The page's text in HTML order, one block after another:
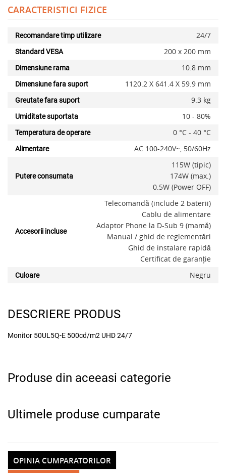
CARACTERISTICI FIZICE
Recomandare timp utilizare 24/7
Standard VESA 200 x 200 mm
Dimensiune rama 10.8 mm
Dimensiune fara suport 1120.2 X 641.4 X 59.9 mm
Greutate fara suport 9.3 kg
Umiditate suportata 10 - 80%
Temperatura de operare 0 °C - 40 °C
Alimentare AC 100-240V~, 50/60Hz
Putere consumata
115W (tipic)
174W (max.)
0.5W (Power OFF)
Accesorii incluse
Telecomandă (include 2 baterii)
Cablu de alimentare
Adaptor Phone la D-Sub 9 (mamă)
Manual / ghid de reglementări
Ghid de instalare rapidă
Certificat de garanție
Culoare Negru
DESCRIERE PRODUS
Monitor 50UL5Q-E 500cd/m2 UHD 24/7
Produse din aceeasi categorie
Ultimele produse cumparate
OPINIA CUMPARATORILOR